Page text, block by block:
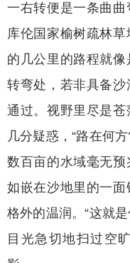
一右转便是一条曲
库伦国家榆树疏林
的几公里的路程就
转弯处，若非具备
通过。视野里尽是
几分疑惑，“路在何
数百亩的水域毫无
如嵌在沙地里的一
格外的温润。“这就
目光急切地扫过空